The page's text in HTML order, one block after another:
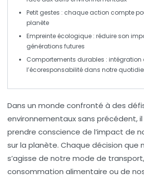
Petit gestes : chaque action compte
planète
Empreinte écologique : réduire son
générations futures
Comportements durables : intégration
l’écoresponsabilité dans notre
Dans un monde confronté à des
environnementaux sans précédent,
prendre conscience de l’impact de
sur la planète. Chaque décision que
s’agisse de notre mode de
consommation alimentaire ou de